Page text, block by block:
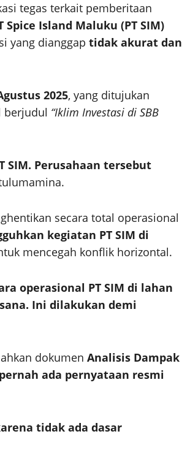
tegas terkait pemberitaan
Island Maluku (PT SIM)
yang dianggap tidak akurat dan
2025, yang ditujukan
berjudul “Iklim Investasi di SBB
SIM. Perusahaan tersebut
secara total operasional
kegiatan PT SIM di
mencegah konflik horizontal.
operasional PT SIM di lahan
Ini dilakukan demi
dokumen Analisis Dampak
ada pernyataan resmi
tidak ada dasar